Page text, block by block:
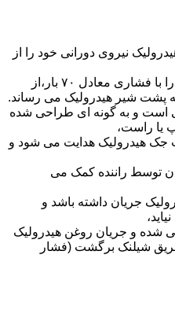
نیروی دورانی خود را از
۲-پمپ هیدرولیک،روغن هیدرولیک را با فشاری معادل ۷۰ بار،از
پشت شیر هیدرولیک می رساند.
است و به گونه ای طراحی شده
یا راست،
هیدرولیک هدایت می شود و
توسط راننده کمک می
جریان داشته باشد و
شده و جریان روغن هیدرولیک
شیلنک برگشت (فشار